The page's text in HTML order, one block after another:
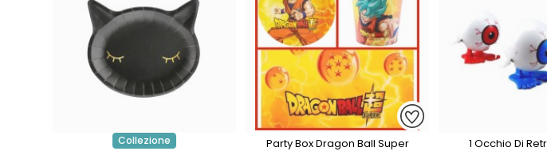
Collezione Party Box Dragon Ball Super 1 Occhio Di